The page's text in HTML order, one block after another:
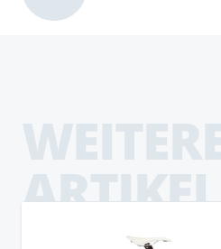
ARTIKEL